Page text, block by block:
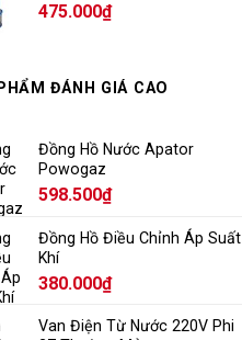
475.000₫
ĐÁNH GIÁ CAO
Đồng Hồ Nước Apator
Powogaz
598.500₫
Đồng Hồ Điều Chỉnh Áp Suất
Khí
380.000₫
Van Điện Từ Nước 220V Phi